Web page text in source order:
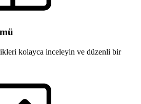
kolayca inceleyin ve düzenli bir